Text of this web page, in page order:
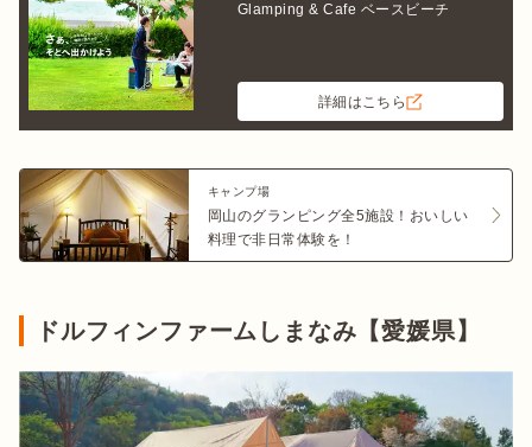
Glamping & Cafe ベースビーチ
詳細はこちら
キャンプ場
岡山のグランピング全5施設！おいしい
料理で非日常体験を！
ドルフィンファームしまなみ【愛媛県】